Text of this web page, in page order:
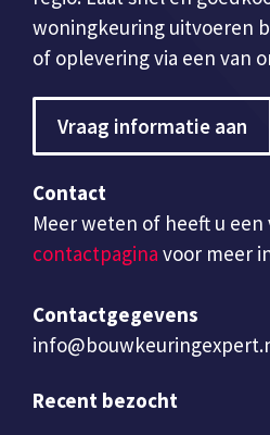
woningkeuring uitvoeren
of oplevering via een van
Vraag informatie aan
Contact
Meer weten of heeft u een
contactpagina voor meer
Contactgegevens
Recent bezocht